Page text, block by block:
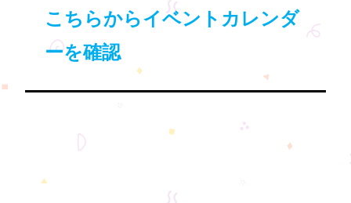
こちらからイベントカレンダ
ーを確認